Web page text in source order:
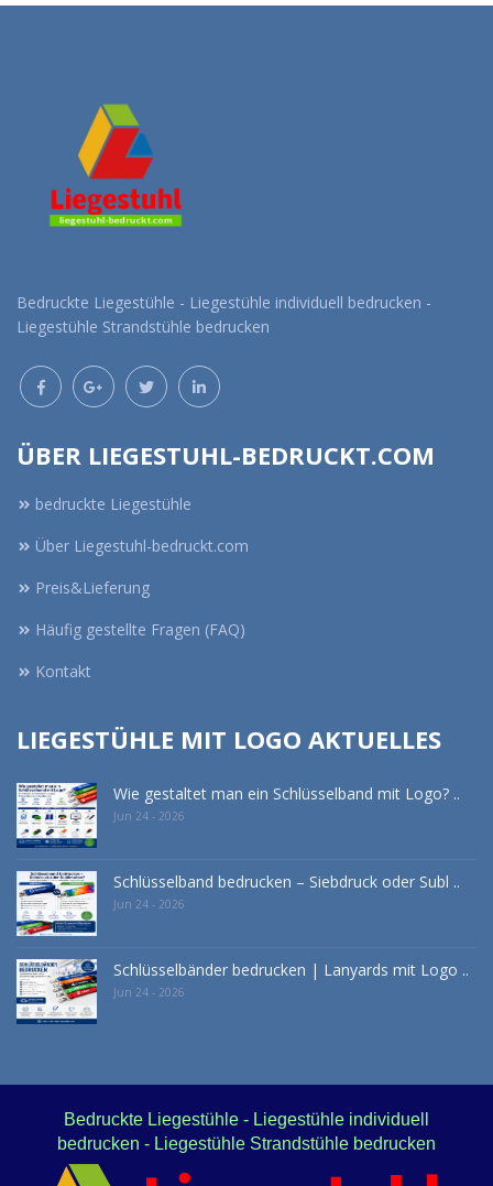
Bedruckte Liegestühle - Liegestühle individuell bedrucken -
Liegestühle Strandstühle bedrucken
ÜBER LIEGESTUHL-BEDRUCKT.COM
bedruckte Liegestühle
Über Liegestuhl-bedruckt.com
Preis&Lieferung
Häufig gestellte Fragen (FAQ)
Kontakt
LIEGESTÜHLE MIT LOGO AKTUELLES
Wie gestaltet man ein Schlüsselband mit Logo? ..
Jun 24 - 2026
Schlüsselband bedrucken – Siebdruck oder Subl ..
Jun 24 - 2026
Schlüsselbänder bedrucken | Lanyards mit Logo ..
Jun 24 - 2026
Bedruckte Liegestühle - Liegestühle individuell
bedrucken - Liegestühle Strandstühle bedrucken